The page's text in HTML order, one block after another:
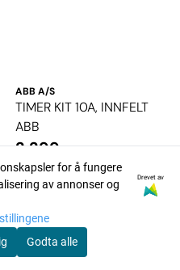
ABB A/S
TIMER KIT 10A, INNFELT
ABB
2.299,-
Ikke på lagerfor å fungere
av annonser og
Drevet av
Godta alle